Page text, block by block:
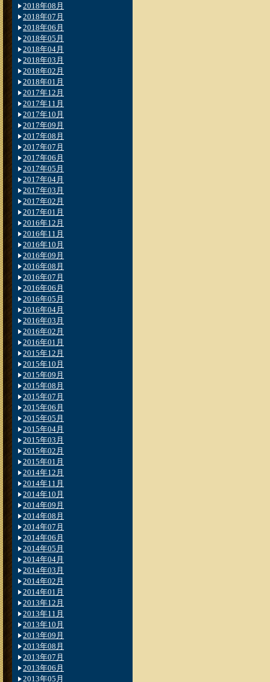
2018年08月
2018年07月
2018年06月
2018年05月
2018年04月
2018年03月
2018年02月
2018年01月
2017年12月
2017年11月
2017年10月
2017年09月
2017年08月
2017年07月
2017年06月
2017年05月
2017年04月
2017年03月
2017年02月
2017年01月
2016年12月
2016年11月
2016年10月
2016年09月
2016年08月
2016年07月
2016年06月
2016年05月
2016年04月
2016年03月
2016年02月
2016年01月
2015年12月
2015年10月
2015年09月
2015年08月
2015年07月
2015年06月
2015年05月
2015年04月
2015年03月
2015年02月
2015年01月
2014年12月
2014年11月
2014年10月
2014年09月
2014年08月
2014年07月
2014年06月
2014年05月
2014年04月
2014年03月
2014年02月
2014年01月
2013年12月
2013年11月
2013年10月
2013年09月
2013年08月
2013年07月
2013年06月
2013年05月